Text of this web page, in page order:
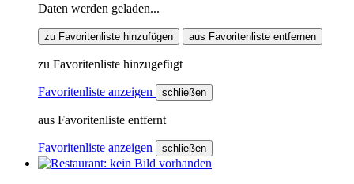
Daten werden geladen...
zu Favoritenliste hinzufügen aus Favoritenliste entfernen
zu Favoritenliste hinzugefügt
Favoritenliste anzeigen schließen
aus Favoritenliste entfernt
Favoritenliste anzeigen schließen